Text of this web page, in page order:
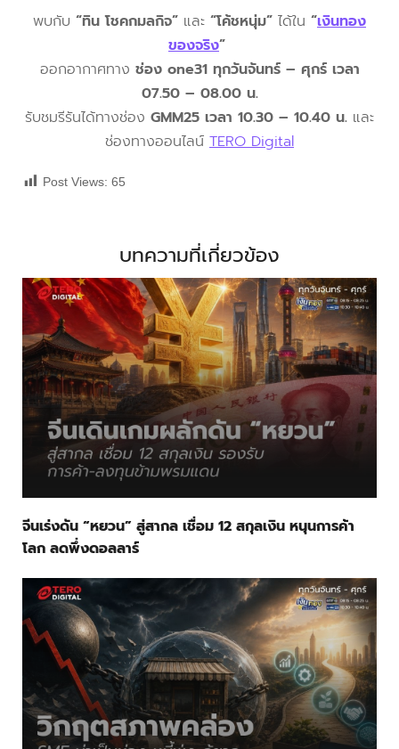
พบกับ “ทิน โชคกมลกิจ” และ “โค้ชหนุ่ม” ได้ใน “เงินทอง
ของจริง”
ออกอากาศทาง ช่อง one31 ทุกวันจันทร์ – ศุกร์ เวลา
07.50 – 08.00 น.
รับชมรีรันได้ทางช่อง GMM25 เวลา 10.30 – 10.40 น. และ
ช่องทางออนไลน์ TERO Digital
Post Views: 65
บทความที่เกี่ยวข้อง
จีนเร่งดัน “หยวน” สู่สากล เชื่อม 12 สกุลเงิน หนุนการค้า
โลก ลดพึ่งดอลลาร์